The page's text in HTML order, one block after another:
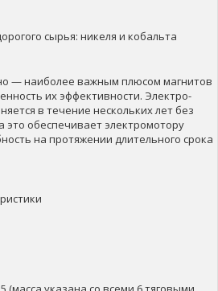
сырья: никеля и кобальта
— наиболее важным плюсом магнитов
их эффективности. Электро-
в течение нескольких лет без
это обеспечивает электромотору
на протяжении длительного срока